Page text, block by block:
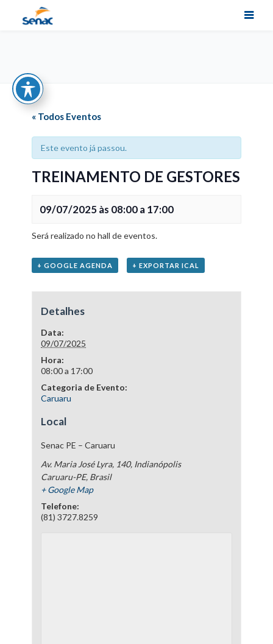
« Todos Eventos
Este evento já passou.
TREINAMENTO DE GESTORES
09/07/2025 às 08:00a17:00
Será realizado no hall de eventos.
+ GOOGLE AGENDA + EXPORTAR ICAL
Detalhes
Data:
09/07/2025
Hora:
08:00 a 17:00
Categoria de Evento:
Caruaru
Local
Senac PE – Caruaru
Av. Maria José Lyra, 140, Indianópolis
Caruaru-PE, Brasil
+ Google Map
Telefone:
(81) 3727.8259